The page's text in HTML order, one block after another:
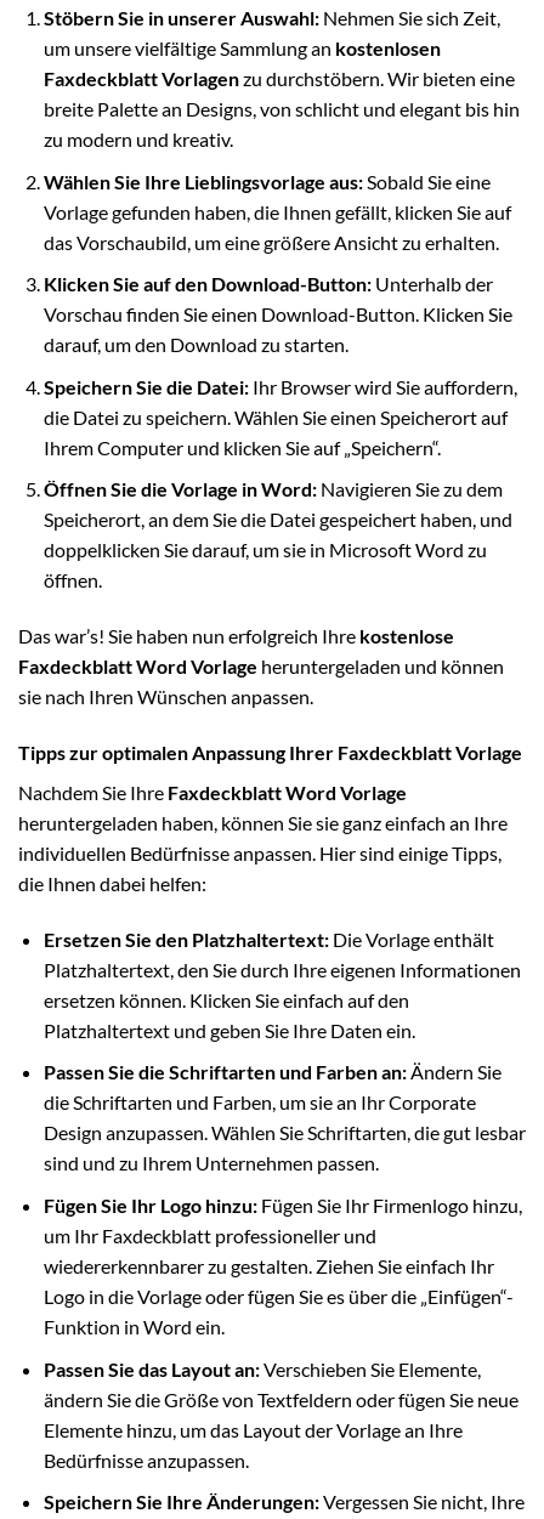
Stöbern Sie in unserer Auswahl:Nehmen Sie sich Zeit,
um unsere vielfältige Sammlung an kostenlosen
Faxdeckblatt Vorlagenzu durchstöbern. Wir bieten eine
breite Palette an Designs, von schlicht und elegant bis hin
zu modern und kreativ.
Wählen Sie Ihre Lieblingsvorlage aus:Sobald Sie eine
Vorlage gefunden haben, die Ihnen gefällt, klicken Sie auf
das Vorschaubild, um eine größere Ansicht zu erhalten.
Klicken Sie auf den Download-Button:Unterhalb der
Vorschau finden Sie einen Download-Button. Klicken Sie
darauf, um den Download zu starten.
Speichern Sie die Datei:Ihr Browser wird Sie auffordern,
die Datei zu speichern. Wählen Sie einen Speicherort auf
Ihrem Computer und klicken Sie auf „Speichern“.
Öffnen Sie die Vorlage in Word:Navigieren Sie zu dem
Speicherort, an dem Sie die Datei gespeichert haben, und
doppelklicken Sie darauf, um sie in Microsoft Word zu
öffnen.
Das war’s! Sie haben nun erfolgreich Ihre kostenlose
Faxdeckblatt Word Vorlage heruntergeladen und können
sie nach Ihren Wünschen anpassen.
Tipps zur optimalen Anpassung Ihrer Faxdeckblatt Vorlage
Nachdem Sie Ihre Faxdeckblatt Word Vorlage
heruntergeladen haben, können Sie sie ganz einfach an Ihre
individuellen Bedürfnisse anpassen. Hier sind einige Tipps,
die Ihnen dabei helfen:
Ersetzen Sie den Platzhaltertext:Die Vorlage enthält
Platzhaltertext, den Sie durch Ihre eigenen Informationen
ersetzen können. Klicken Sie einfach auf den
Platzhaltertext und geben Sie Ihre Daten ein.
Passen Sie die Schriftarten und Farben an:Ändern Sie
die Schriftarten und Farben, um sie an Ihr Corporate
Design anzupassen. Wählen Sie Schriftarten, die gut lesbar
sind und zu Ihrem Unternehmen passen.
Fügen Sie Ihr Logo hinzu:Fügen Sie Ihr Firmenlogo hinzu,
um Ihr Faxdeckblatt professioneller und
wiedererkennbarer zu gestalten. Ziehen Sie einfach Ihr
Logo in die Vorlage oder fügen Sie es über die „Einfügen“-
Funktion in Word ein.
Passen Sie das Layout an:Verschieben Sie Elemente,
ändern Sie die Größe von Textfeldern oder fügen Sie neue
Elemente hinzu, um das Layout der Vorlage an Ihre
Bedürfnisse anzupassen.
Speichern Sie Ihre Änderungen:Vergessen Sie nicht, Ihre